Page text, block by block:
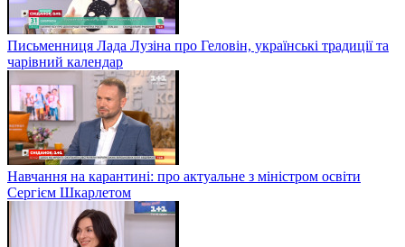
Письменниця Лада Лузіна про Геловін, українські традиції та
чарівний календар
Навчання на карантині: про актуальне з міністром освіти
Сергієм Шкарлетом